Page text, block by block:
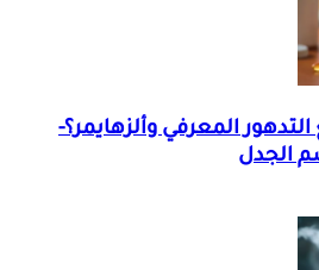
3 تمنع التدهور المعرفي وألزهايمر؟-
الجدل